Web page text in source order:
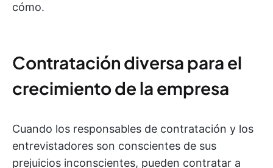
cómo.
Contratación diversa para el
crecimiento de la empresa
Cuando los responsables de contratación y los
entrevistadores son conscientes de sus
prejuicios inconscientes, pueden contratar a